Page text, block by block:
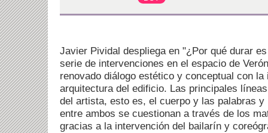
Javier Pividal despliega en "¿Por qué durar
serie de intervenciones en el espacio de
renovado diálogo estético y conceptual con
arquitectura del edificio. Las principales
del artista, esto es, el cuerpo y las palabras
entre ambos se cuestionan a través de los
gracias a la intervención del bailarín y